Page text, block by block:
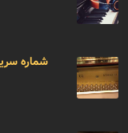
شماره